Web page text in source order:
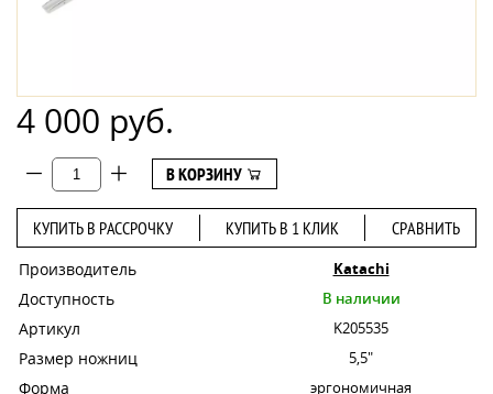
4 000 руб.
В КОРЗИНУ
КУПИТЬ В РАССРОЧКУ КУПИТЬ В 1 КЛИК СРАВНИТЬ
Производитель Katachi
Доступность В наличии
Артикул K205535
Размер ножниц 5,5"
Форма эргономичная